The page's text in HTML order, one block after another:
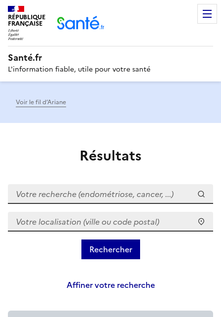
RÉPUBLIQUE
FRANÇAISE
Santé.fr
L'information fiable, utile pour votre santé
Voir le fil d’Ariane
Résultats
Votre recherche (endométriose, cancer, ...)
Votre localisation (ville ou code postal)
Affiner votre recherche